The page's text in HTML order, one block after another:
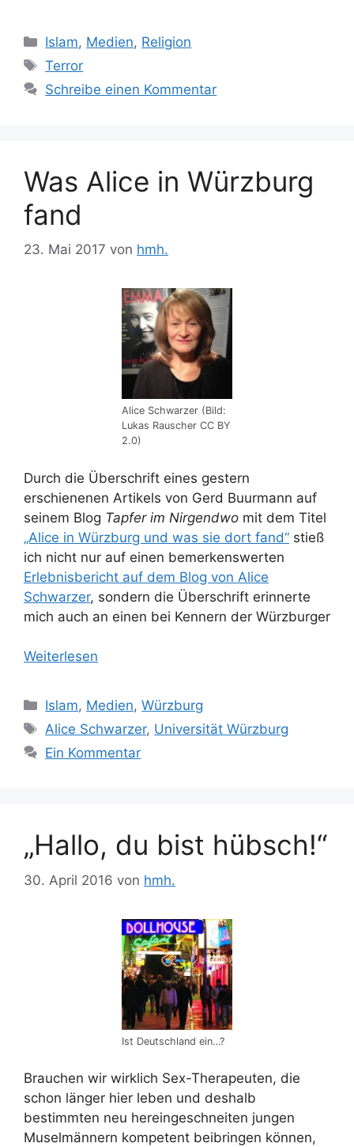
Kategorien
Islam, Medien, Religion
Schlagwörter
Terror
Schreibe einen Kommentar
Was Alice in Würzburg
fand
23. Mai 2017 von hmh.
Alice Schwarzer (Bild:
Lukas Rauscher CC BY
2.0)
Durch die Überschrift eines gestern
erschienenen Artikels von Gerd Buurmann auf
seinem Blog Tapfer im Nirgendwo mit dem Titel
„Alice in Würzburg und was sie dort fand“ stieß
ich nicht nur auf einen bemerkenswerten
Erlebnisbericht auf dem Blog von Alice
Schwarzer, sondern die Überschrift erinnerte
mich auch an einen bei Kennern der Würzburger
Weiterlesen
Kategorien
Islam, Medien,Würzburg
Schlagwörter
Alice Schwarzer, Universität Würzburg
Ein Kommentar
„Hallo, du bist hübsch!“
30. April 2016 von hmh.
Ist Deutschland ein…?
Brauchen wir wirklich Sex-Therapeuten, die
schon länger hier leben und deshalb
bestimmten neu hereingeschneiten jungen
Muselmännern kompetent beibringen können,